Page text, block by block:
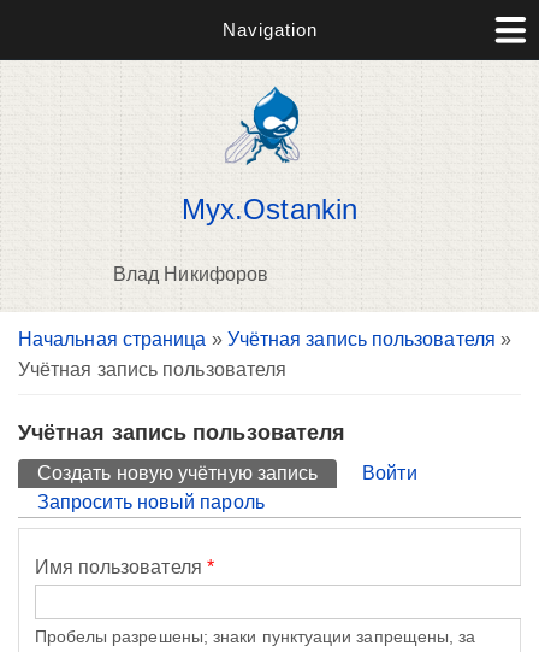
Navigation
Myx.Ostankin
Влад Никифоров
Вы здесь
Начальная страница » Учётная запись пользователя »
Учётная запись пользователя
Учётная запись пользователя
Главные вкладки
Создать новую учётную запись (активная вкладка)
Войти
Запросить новый пароль
Имя пользователя *
Пробелы разрешены; знаки пунктуации запрещены, за